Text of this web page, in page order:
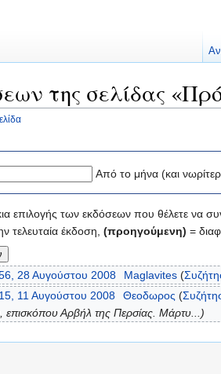
της σελίδας
Από το μήνα (και
επιλογής των εκδόσεων που θέλετε να
τελευταία έκδοση, (προηγούμενη) =
28 Αυγούστου 2008 Maglavites (
11 Αυγούστου 2008 Θεοδωρος (
Αρβήλ της Περσίας. Μάρτυ...)